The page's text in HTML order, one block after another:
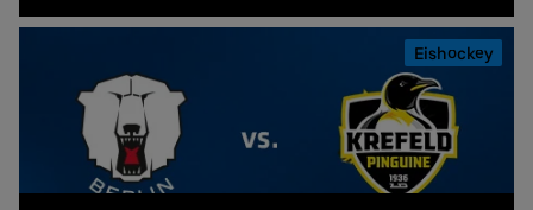
Eishockey